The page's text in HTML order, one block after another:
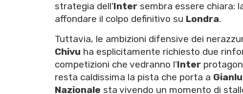
strategia dell'Inter sembra essere chiara:
affondare il colpo definitivo su Londra.
Tuttavia, le ambizioni difensive dei
Chivu ha esplicitamente richiesto due
competizioni che vedranno l'Inter
resta caldissima la pista che porta a
Nazionale sta vivendo un momento di